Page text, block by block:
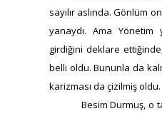
sayılır aslında. Gönlüm
yanaydı. Ama Yönetim
girdiğini deklare
belli oldu. Bununla da
karizması da çizilmiş oldu.
Besim Durmuş, o